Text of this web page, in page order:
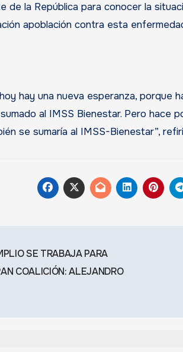
de la República para conocer la
apoblación contra esta
hay una nueva esperanza, porque
al IMSS Bienestar. Pero hace
se sumaría al IMSS-Bienestar”,
SE TRABAJA PARA
COALICIÓN: ALEJANDRO